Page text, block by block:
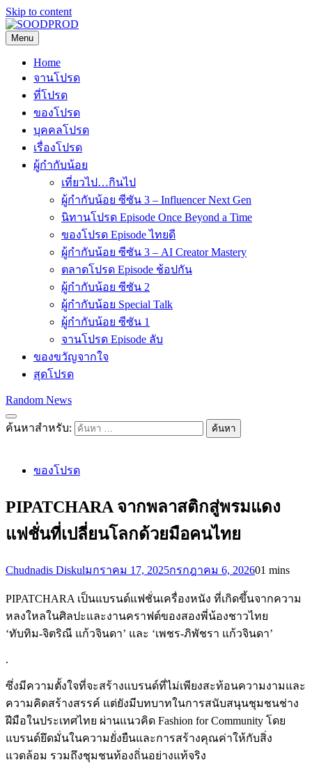
Skip to content
SOODPROD
Telling Thai stories with heart and craft
Menu
Home
จานโปรด
ที่โปรด
ของโปรด
บุคคลโปรด
เรื่องโปรด
ผู้กำกับน้อย
เที่ยวไป…กินไป
ผู้กำกับน้อย ซีซัน 3 – Influencer Next Gen
นิทานโปรด Episode Once Beyond a Time
ของโปรด Episode ไทยดี
ผู้กำกับน้อย ซีซัน 3 – AI Creator Mastery
ตลาดโปรด Episode ช้อปกัน
ผู้กำกับน้อย ซีซัน 2
ผู้กำกับน้อย Special Talk
ผู้กำกับน้อย ซีซัน 1
จานโปรด Episode ลับ
ของขวัญจากใจ
สุดโปรด
Random News
ค้นหาสำหรับ:
ของโปรด
PIPATCHARA จากพลาสติกสู่พรมแดง
แฟชั่นที่เปลี่ยนโลกด้วยมือคนไทย
Chudnadis Diskulมกราคม 17, 2025กรกฎาคม 6, 202601 mins
PIPATCHARA เป็นแบรนด์แฟชั่นเครื่องหนัง ที่เกิดขึ้นจากความ
หลงใหลในศิลปะและงานคราฟต์ของสองพี่น้องชาวไทย
‘ทับทิม-จิตริณี แก้วจินดา’ และ ‘เพชร-ภิพัชรา แก้วจินดา’
.
ซึ่งมีความตั้งใจที่จะสร้างแบรนด์ที่ไม่เพียงสะท้อนความงามและ
ความคิดสร้างสรรค์ แต่ยังมีบทบาทในการสนับสนุนชุมชนช่าง
ฝีมือในประเทศไทย ผ่านแนวคิด Fashion for Community โดย
แบรนด์ยึดมั่นในความยั่งยืนและการสร้างคุณค่าให้กับสิ่ง
แวดล้อม รวมถึงชุมชนท้องถิ่นอย่างแท้จริง